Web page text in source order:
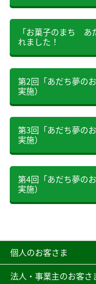
「お菓子のまち あ
れました！
第2回「あだち夢の
実施）
第3回「あだち夢の
実施）
第4回「あだち夢の
実施）
個人のお客さま
法人・事業主のお客さ